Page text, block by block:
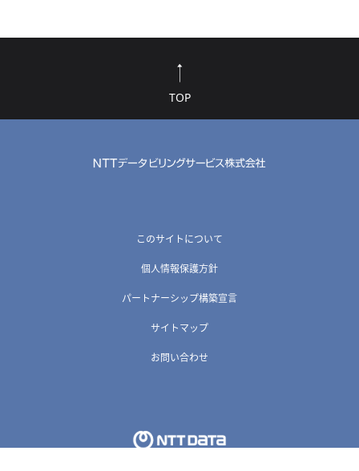
TOP
このサイトについて
個人情報保護方針
パートナーシップ構築宣言
サイトマップ
お問い合わせ